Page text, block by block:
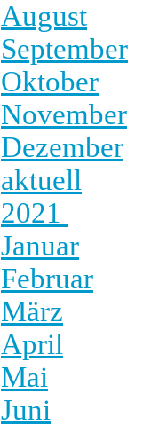
August
September
Oktober
November
Dezember
aktuell
2021
Januar
Februar
März
April
Mai
Juni